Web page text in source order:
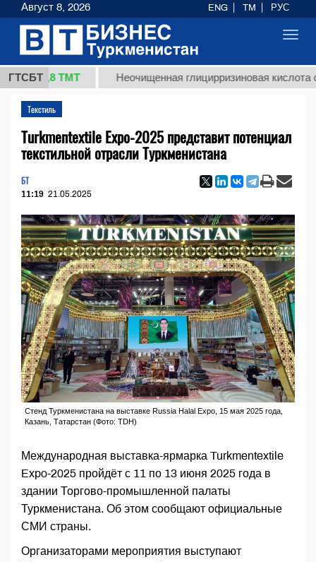
ГТСБТ
ТМТ Неочищенная глицирризиновая кислота
Текстиль
Turkmentextile Expo-2025 представит потенциал
текстильной отрасли Туркменистана
БТ
11:19 21.05.2025
Стенд Туркменистана на выставке Russia Halal Expo, 15 мая 2025 года,
Казань, Татарстан (Фото: TDH)
Международная выставка-ярмарка Turkmentextile
Expo-2025 пройдёт с 11 по 13 июня 2025 года в
здании Торгово-промышленной палаты
Туркменистана. Об этом сообщают официальные
СМИ страны.
Организаторами мероприятия выступают
Август 8, 2026 ENG TM РУС